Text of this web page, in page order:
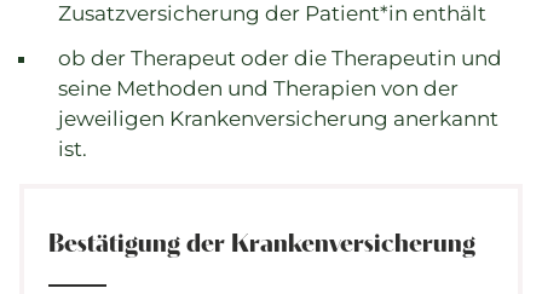
Zusatzversicherung der Patient*in enthält
ob der Therapeut oder die Therapeutin und
seine Methoden und Therapien von der
jeweiligen Krankenversicherung anerkannt
ist.
Bestätigung der Krankenversicherung